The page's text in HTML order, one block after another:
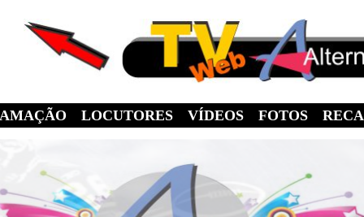
LOCUTORES VÍDEOS FOTOS